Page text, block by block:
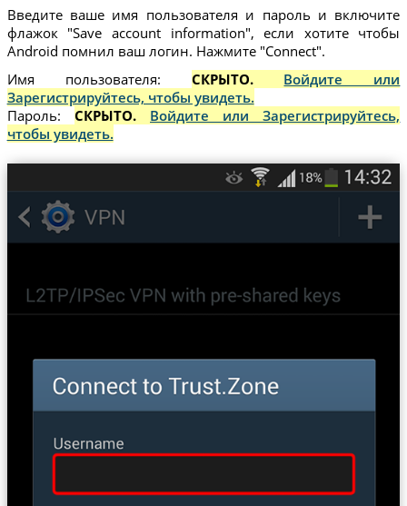
Введите ваше имя пользователя и пароль и включите
флажок "Save account information", если хотите чтобы
Android помнил ваш логин. Нажмите "Connect".
Имя пользователя: СКРЫТО. Войдите или
Зарегистрируйтесь, чтобы увидеть.
Пароль: СКРЫТО. Войдите или Зарегистрируйтесь,
чтобы увидеть.